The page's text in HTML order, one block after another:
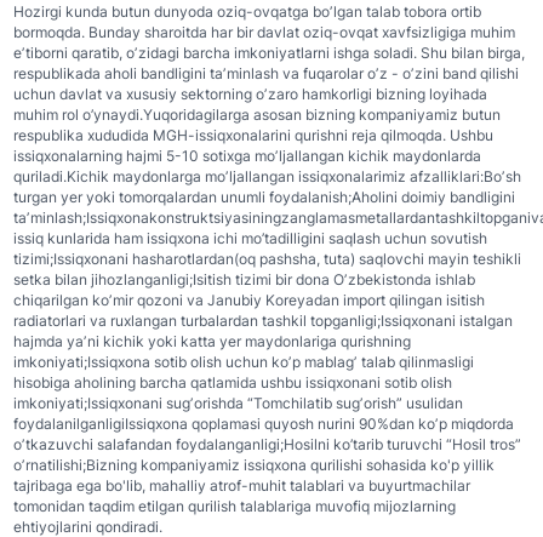
Hozirgi kunda butun dunyoda oziq-ovqatga boʼlgan talab tobora ortib
bormoqda. Bunday sharoitda har bir davlat oziq-ovqat xavfsizligiga muhim
eʼtiborni qaratib, oʼzidagi barcha imkoniyatlarni ishga soladi. Shu bilan birga,
respublikada aholi bandligini taʼminlash va fuqarolar oʼz - oʼzini band qilishi
uchun davlat va xususiy sektorning oʼzaro hamkorligi bizning loyihada
muhim rol o’ynaydi.Yuqoridagilarga asosan bizning kompaniyamiz butun
respublika xududida MGH-issiqxonalarini qurishni reja qilmoqda. Ushbu
issiqxonalarning hajmi 5-10 sotixga moʼljallangan kichik maydonlarda
quriladi.Kichik maydonlarga moʼljallangan issiqxonalarimiz afzalliklari:Boʼsh
turgan yer yoki tomorqalardan unumli foydalanish;Аholini doimiy bandligini
issiq kunlarida ham issiqxona ichi mo’tadilligini saqlash uchun sovutish
tizimi;Issiqxonani hasharotlardan(oq pashsha, tuta) saqlovchi mayin teshikli
setka bilan jihozlanganligi;Isitish tizimi bir dona Oʼzbekistonda ishlab
chiqarilgan koʼmir qozoni va Janubiy Koreyadan import qilingan isitish
radiatorlari va ruxlangan turbalardan tashkil topganligi;Issiqxonani istalgan
hajmda yaʼni kichik yoki katta yer maydonlariga qurishning
imkoniyati;Issiqxona sotib olish uchun koʼp mablagʼ talab qilinmasligi
hisobiga aholining barcha qatlamida ushbu issiqxonani sotib olish
imkoniyati;Issiqxonani sugʼorishda “Tomchilatib sugʼorish” usulidan
foydalanilganligiIssiqxona qoplamasi quyosh nurini 90%dan koʼp miqdorda
oʼtkazuvchi salafandan foydalanganligi;Hosilni ko’tarib turuvchi “Hosil tros”
oʼrnatilishi;Bizning kompaniyamiz issiqxona qurilishi sohasida ko'p yillik
tajribaga ega bo'lib, mahalliy atrof-muhit talablari va buyurtmachilar
tomonidan taqdim etilgan qurilish talablariga muvofiq mijozlarning
ehtiyojlarini qondiradi.